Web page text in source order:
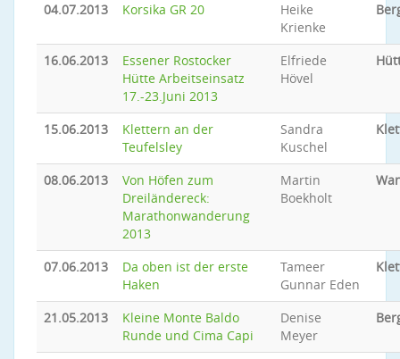
04.07.2013 Korsika GR 20
Heike
Krienke
16.06.2013
Essener Rostocker
Hütte Arbeitseinsatz
17.-23.Juni 2013
Elfriede
Hövel
15.06.2013
Klettern an der
Teufelsley
Sandra
Kuschel
08.06.2013
Von Höfen zum
Dreiländereck:
Marathonwanderung
2013
Martin
Boekholt
07.06.2013
Da oben ist der erste
Haken
Tameer
Gunnar Eden
21.05.2013
Kleine Monte Baldo
Runde und Cima Capi
Denise
Meyer